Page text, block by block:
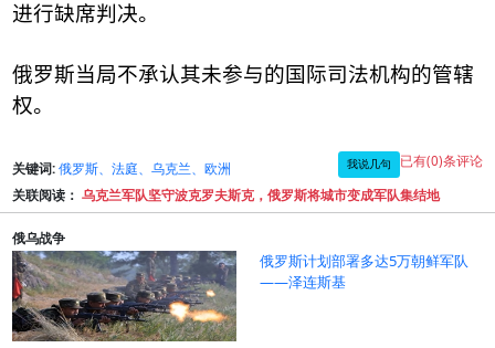
进行缺席判决。
俄罗斯当局不承认其未参与的国际司法机构的管辖
权。
关键词: 俄罗斯、法庭、乌克兰、欧洲 我说几句 已有(0)条评论
关联阅读： 乌克兰军队坚守波克罗夫斯克，俄罗斯将城市变成军队集结地
俄乌战争
俄罗斯计划部署多达5万朝鲜军队
——泽连斯基